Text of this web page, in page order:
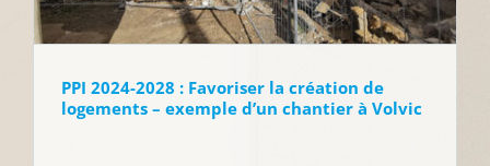
PPI 2024-2028 : Favoriser la création de
logements – exemple d’un chantier à Volvic